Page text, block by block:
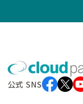
公式 SNS